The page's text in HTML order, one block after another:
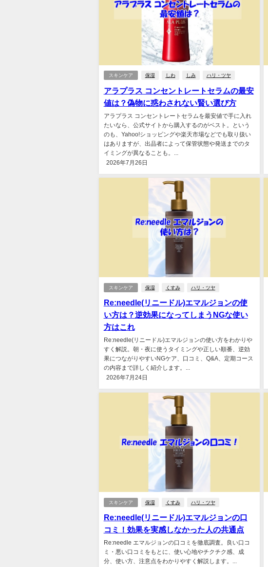
スキンケア 保湿 しわ しみ ハリ・ツヤ
アラプラス コンセントレートセラムの最安
値は？偽物に惑わされない賢い選び方
アラプラス コンセントレートセラムを最安値で手に入れ
たいなら、公式サイトから購入するのがベスト。という
のも、Yahoo!ショッピングや楽天市場などでも取り扱い
はありますが、出品者によって保管状態や発送までのタ
イミングが異なることも。...
2026年7月26日
スキンケア 保湿 くすみ ハリ・ツヤ
Re:needle(リニードル)エマルジョンの使
い方は？逆効果になってしまうNGな使い
方はこれ
Re:needle(リニードル)エマルジョンの使い方をわかりや
すく解説。朝・夜に使うタイミングや正しい順番、逆効
果につながりやすいNGケア、口コミ、Q&A、定期コース
の内容まで詳しく紹介します。...
2026年7月24日
スキンケア 保湿 くすみ ハリ・ツヤ
Re:needle(リニードル)エマルジョンの口
コミ！効果を実感しなかった人の共通点
Re:needle エマルジョンの口コミを徹底調査。良い口コ
ミ・悪い口コミをもとに、使い心地やチクチク感、成
分、使い方、注意点をわかりやすく解説します。...